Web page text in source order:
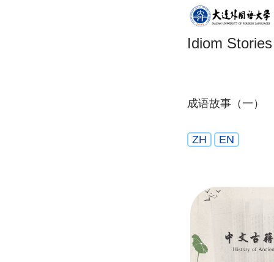
Idiom
成语故事（一）
ZH EN